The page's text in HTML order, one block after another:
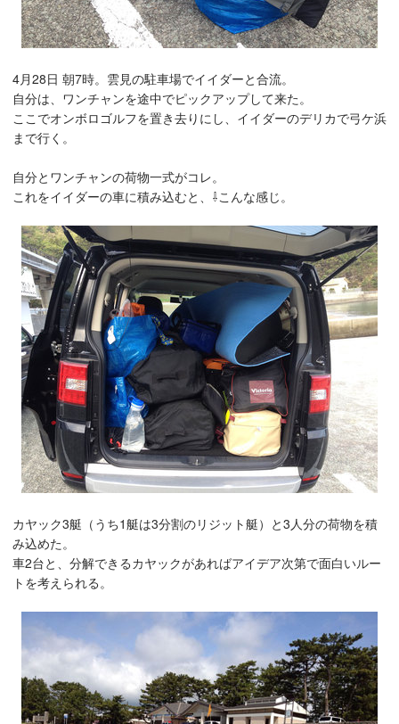
4月28日 朝7時。雲見の駐車場でイイダーと合流。
自分は、ワンチャンを途中でピックアップして来た。
ここでオンボロゴルフを置き去りにし、イイダーのデリカで弓ケ浜
まで行く。
自分とワンチャンの荷物一式がコレ。
これをイイダーの車に積み込むと、⇩こんな感じ。
カヤック3艇（うち1艇は3分割のリジット艇）と3人分の荷物を積
み込めた。
車2台と、分解できるカヤックがあればアイデア次第で面白いルー
トを考えられる。